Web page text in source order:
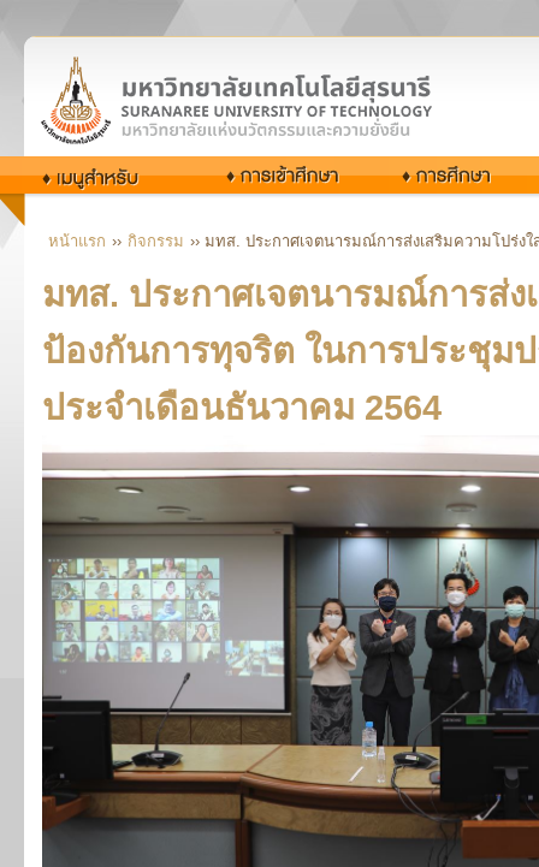
หน้าแรก ›› กิจกรรม ›› มทส. ประกาศเจตนารมณ์การส่งเสริมความโปร่
มทส. ประกาศเจตนารมณ์การส่ง
ป้องกันการทุจริต ในการประชุม
ประจำเดือนธันวาคม 2564